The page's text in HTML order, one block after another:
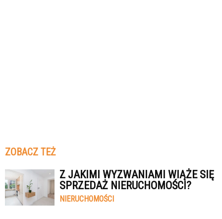
ZOBACZ TEŻ
Z JAKIMI WYZWANIAMI WIĄŻE SIĘ
SPRZEDAŻ NIERUCHOMOŚCI?
NIERUCHOMOŚCI